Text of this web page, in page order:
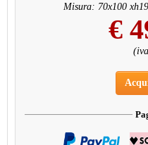
Misura: 70x100
€